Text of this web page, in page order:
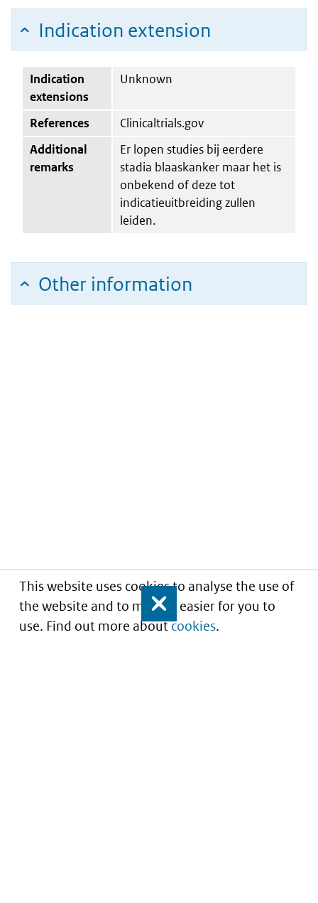
This website uses cookies to analyse the use of
the website and to make it easier for you to
use. Find out more aboutcookies.
Close
Indication extension
Indication
extensions
Unknown
References
Clinicaltrials.gov
Additional
remarks
Er lopen studies bij eerdere
stadia blaaskanker maar het is
onbekend of deze tot
indicatieuitbreiding zullen
leiden.
Other information